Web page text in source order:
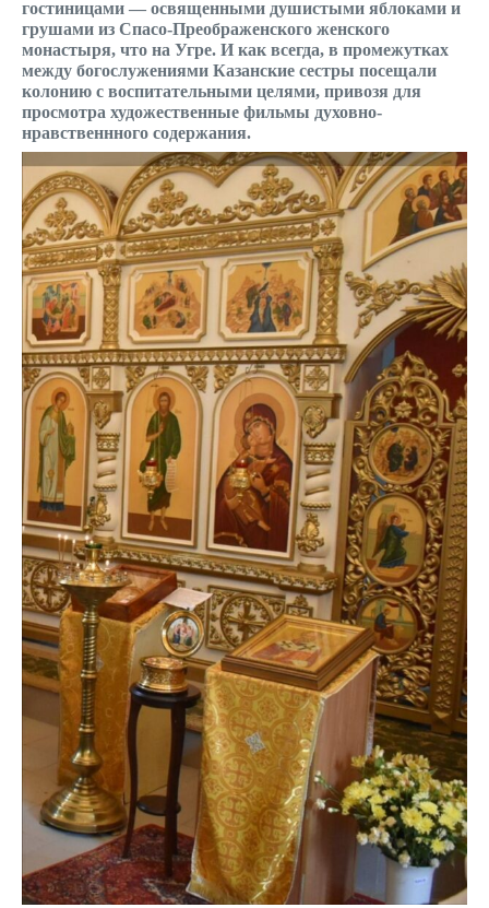
гостиницами — освященными душистыми яблоками и
грушами из Спасо-Преображенского женского
монастыря, что на Угре. И как всегда, в промежутках
между богослужениями Казанские сестры посещали
колонию с воспитательными целями, привозя для
просмотра художественные фильмы духовно-
нравственнного содержания.